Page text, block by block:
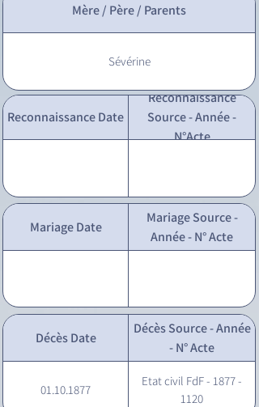
Mère / Père / Parents
Sévérine
Reconnaissance Date
Reconnaissance
Source - Année -
N°Acte
Mariage Date
Mariage Source -
Année - N° Acte
Décès Date
Décès Source - Année
- N° Acte
01.10.1877
Etat civil FdF - 1877 -
1120